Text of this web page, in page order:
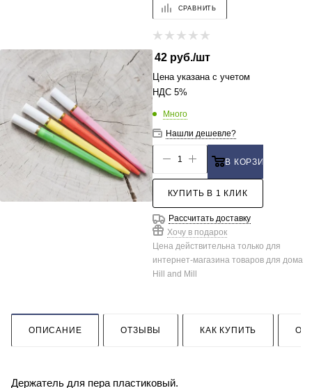
СРАВНИТЬ
42руб./шт
Цена указана с учетом
НДС 5%
Много
Нашли дешевле?
В КОРЗИНУ
КУПИТЬ В 1 КЛИК
Рассчитать доставку
Хочу в подарок
Цена действительна только для
интернет-магазина товаров для дома
Hill and Mill
ОПИСАНИЕ ОТЗЫВЫ КАК КУПИТЬ
Держатель для пера пластиковый.